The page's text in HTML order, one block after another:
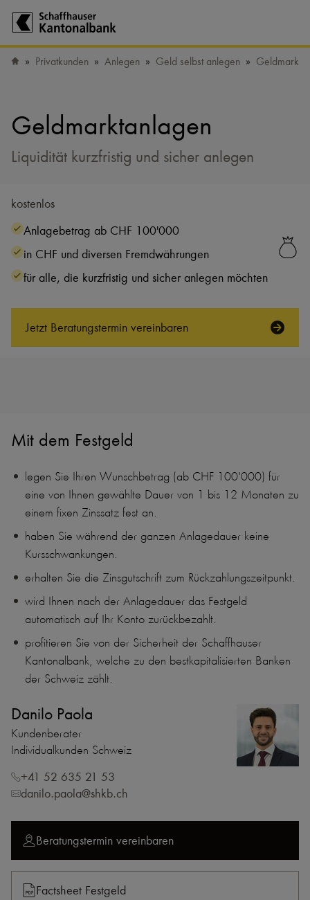
Privatkunden Anlegen Geld selbst anlegen
Geldmarktanlagen
Liquidität kurzfristig und sicher anlegen
kostenlos
Anlagebetrag ab CHF 100'000
in CHF und diversen Fremdwährungen
für alle, die kurzfristig und sicher anlegen möchten
Jetzt Beratungs­termin vereinbaren
Mit dem Festgeld
legen Sie Ihren Wunschbetrag (ab CHF 100'000) für
eine von Ihnen gewählte Dauer von 1 bis 12 Monaten zu
einem fixen Zinssatz fest an.
haben Sie während der ganzen Anlagedauer keine
Kursschwankungen.
erhalten Sie die Zinsgutschrift zum Rückzahlungszeitpunkt.
wird Ihnen nach der Anlagedauer das Festgeld
automatisch auf Ihr Konto zurückbezahlt.
profitieren Sie von der Sicherheit der Schaffhauser
Kantonalbank, welche zu den bestkapitalisierten Banken
der Schweiz zählt.
Danilo Paola
Kundenberater
Individualkunden Schweiz
+41 52 635 21 53
danilo.paola@shkb.ch
Beratungstermin vereinbaren
Factsheet Festgeld